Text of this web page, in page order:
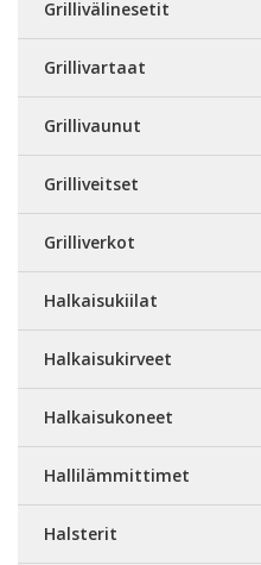
Grillivälinesetit
Grillivartaat
Grillivaunut
Grilliveitset
Grilliverkot
Halkaisukiilat
Halkaisukirveet
Halkaisukoneet
Hallilämmittimet
Halsterit